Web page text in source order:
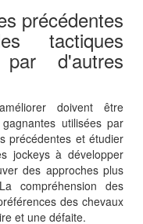
précédentes
tactiques
d'autres
doivent être
utilisées par
précédentes et étudier
jockeys à développer
des approches plus
compréhension des
des chevaux
et une défaite.